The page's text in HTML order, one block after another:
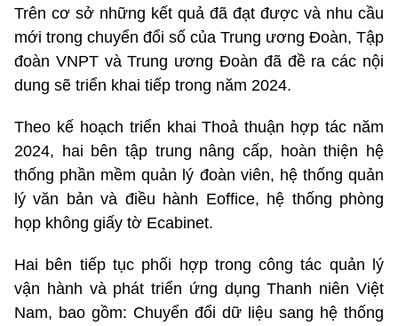
Trên cơ sở những kết quả đã đạt được và nhu cầu
mới trong chuyển đổi số của Trung ương Đoàn, Tập
đoàn VNPT và Trung ương Đoàn đã đề ra các nội
dung sẽ triển khai tiếp trong năm 2024.
Theo kế hoạch triển khai Thoả thuận hợp tác năm
2024, hai bên tập trung nâng cấp, hoàn thiện hệ
thống phần mềm quản lý đoàn viên, hệ thống quản
lý văn bản và điều hành Eoffice, hệ thống phòng
họp không giấy tờ Ecabinet.
Hai bên tiếp tục phối hợp trong công tác quản lý
vận hành và phát triển ứng dụng Thanh niên Việt
Nam, bao gồm: Chuyển đổi dữ liệu sang hệ thống